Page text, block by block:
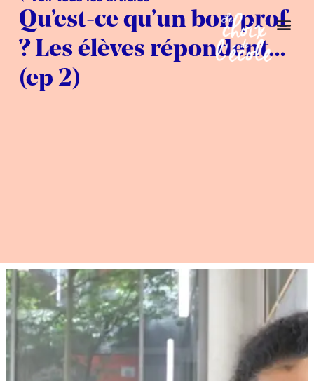
Qu’est-ce qu’un bon prof
? Les élèves répondent…
(ep 2)